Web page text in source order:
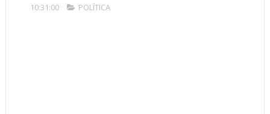
10:31:00 POLÍTICA